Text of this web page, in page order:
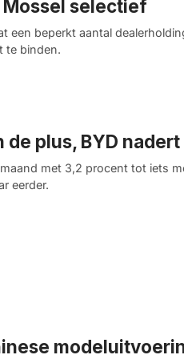
selectief
een beperkt aantal
te binden.
plus, BYD
met 3,2 procent tot iets
eerder.